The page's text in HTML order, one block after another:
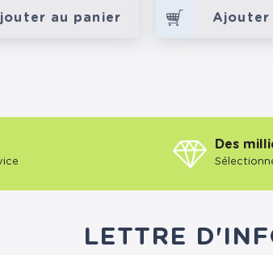
au panier Ajouter
Des
LETTRE